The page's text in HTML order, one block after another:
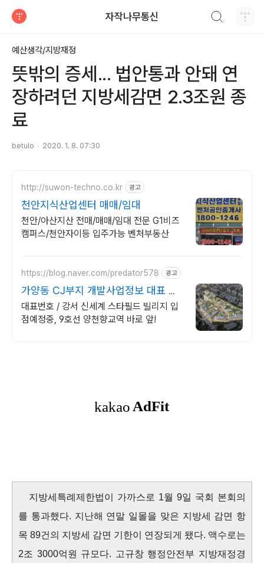
자작나무통신
예산생각/지방재정
뜻밖의 증세... 법안통과 안돼 연
장하려던 지방세감면 2.3조원 종
료
betulo 2020. 1. 8. 07:30
http://suwon-techno.co.kr 광고
천안지식산업센터 매매/임대
천안/아산지산 전매/매매/임대 전문 G1비즈
캠퍼스/천안자이등 입주가능 벤처부동산
https://blog.naver.com/predator578 광고
가양동 CJ부지 개발사업정보 대표 번
호 l566-9414
대표번호 / 강서 신세계 스타필드 빌리지 입
점예정중, 9호선 양천향교역 바로 앞!
지방세특례제한법이 가까스로 1월 9일 국회 본회의
를 통과했다. 지난해 연말 일몰을 맞은 지방세 감면 항
목 89건의 지방세 감면 기한이 연장되게 됐다. 액수로는
2조 3000억원 규모다. 고규창 행정안전부 지방재정경